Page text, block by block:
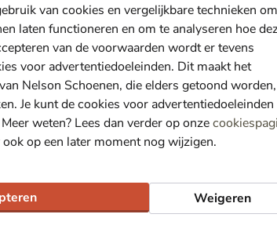
van cookies en vergelijkbare technieken om
laten functioneren en om te analyseren hoe
van de voorwaarden wordt er tevens
voor advertentiedoeleinden. Dit maakt het
Nelson Schoenen, die elders getoond worden,
Je kunt de cookies voor advertentiedoeleinden
weten? Lees dan verder op onze
op een later moment nog wijzigen.
Weigeren